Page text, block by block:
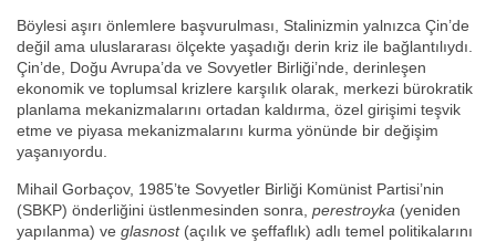
Böylesi aşırı önlemlere başvurulması, Stalinizmin yalnızca Çin’de
değil ama uluslararası ölçekte yaşadığı derin kriz ile bağlantılıydı.
Çin’de, Doğu Avrupa’da ve Sovyetler Birliği’nde, derinleşen
ekonomik ve toplumsal krizlere karşılık olarak, merkezi bürokratik
planlama mekanizmalarını ortadan kaldırma, özel girişimi teşvik
etme ve piyasa mekanizmalarını kurma yönünde bir değişim
yaşanıyordu.
Mihail Gorbaçov, 1985’te Sovyetler Birliği Komünist Partisi’nin
(SBKP) önderliğini üstlenmesinden sonra, perestroyka (yeniden
yapılanma) ve glasnost(açılık ve şeffaflık) adlı temel politikalarını